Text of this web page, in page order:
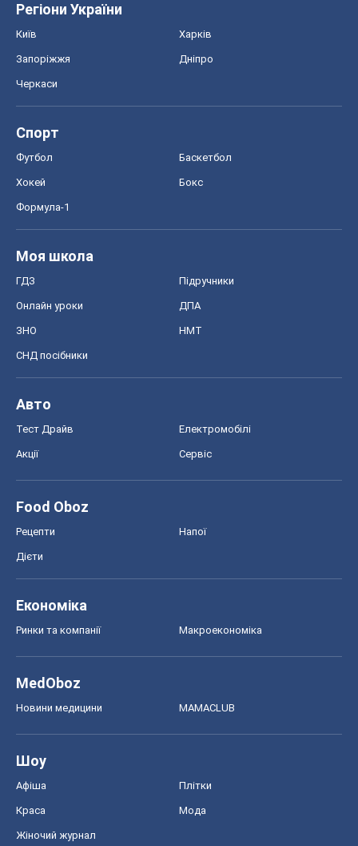
Регіони України
Київ Харків
Запоріжжя Дніпро
Черкаси
Спорт
Футбол Баскетбол
Хокей Бокс
Формула-1
Моя школа
ГДЗ Підручники
Онлайн уроки ДПА
ЗНО НМТ
СНД посібники
Авто
Тест Драйв Електромобілі
Акції Сервіс
Food Oboz
Рецепти Напої
Дієти
Економіка
Ринки та компанії Макроекономіка
MedOboz
Новини медицини MAMACLUB
Шоу
Афіша Плітки
Краса Мода
Жіночий журнал